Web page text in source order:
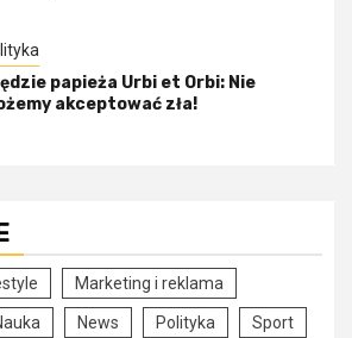
papieża Urbi et Orbi: Nie
akceptować zła!
Marketing i reklama
News Polityka Sport